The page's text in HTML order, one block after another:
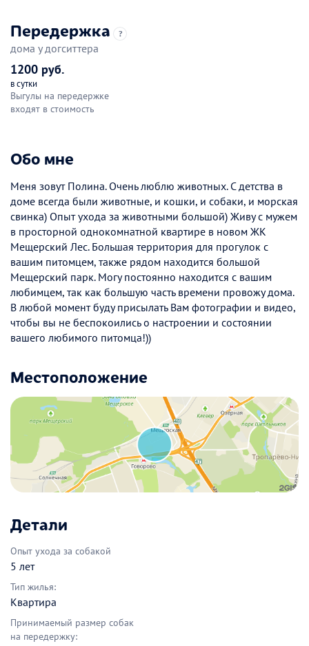
Передержка ?
дома у догситтера
1200 руб.
в сутки
Выгулы на передержке
входят в стоимость
Обо мне
Меня зовут Полина. Очень люблю животных. С детства в
доме всегда были животные, и кошки, и собаки, и морская
свинка) Опыт ухода за животными большой) Живу с мужем
в просторной однокомнатной квартире в новом ЖК
Мещерский Лес. Большая территория для прогулок с
вашим питомцем, также рядом находится большой
Мещерский парк. Могу постоянно находится с вашим
любимцем, так как большую часть времени провожу дома.
В любой момент буду присылать Вам фотографии и видео,
чтобы вы не беспокоились о настроении и состоянии
вашего любимого питомца!))
Местоположение
Детали
Опыт ухода за собакой
5 лет
Тип жилья:
Квартира
Принимаемый размер собак
на передержку: